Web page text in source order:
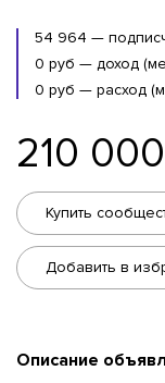
54 964 —
0 руб — доход
0 руб — расход
210 000
Купить
Добавить в
Описание